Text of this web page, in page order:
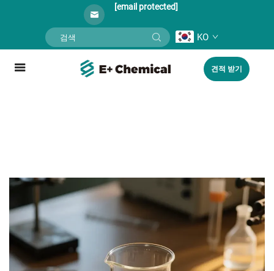
[email protected]
KO
견적 받기